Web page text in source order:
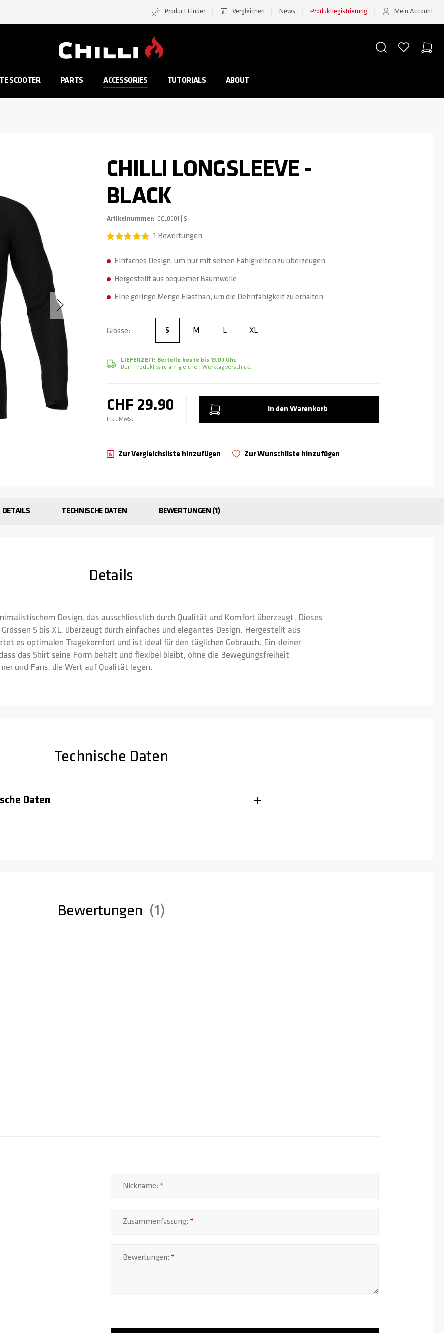
Product Finder Vergleichen News Produktregistrierung Mein Account
SCOOTER PARTS ACCESSORIES TUTORIALS ABOUT
SUCHE WUNSCHZETTEL
CHILLI LONGSLEEVE -
BLACK
Artikelnummer CCL0001 | S
1 Bewertungen
Einfaches Design, um nur mit seinen Fähigkeiten zu überzeugen
Hergestellt aus bequemer Baumwolle
Eine geringe Menge Elasthan, um die Dehnfähigkeit zu erhalten
Grösse
S
S M L XL
LIEFERZEIT: Bestelle heute bis 13.00 Uhr.
Dein Produkt wird am gleichen Werktag verschickt.
CHF 29.90
Inkl. MwSt.
In den Warenkorb
Zur Wunschliste hinzufügen
Zur Vergleichsliste hinzufügen
DETAILS TECHNISCHE DATEN BEWERTUNGEN 1
Details
Design, das ausschliesslich durch Qualität und Komfort überzeugt. Dieses
S bis XL, überzeugt durch einfaches und elegantes Design. Hergestellt aus
es optimalen Tragekomfort und ist ideal für den täglichen Gebrauch. Ein kleiner
das Shirt seine Form behält und flexibel bleibt, ohne die Bewegungsfreiheit
und Fans, die Wert auf Qualität legen.
Technische Daten
Daten
Bewertungen 1
Nickname:
Zusammenfassung:
Bewertungen: